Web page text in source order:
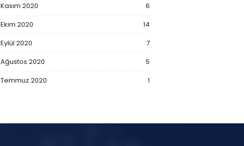
Kasım 2020
6
Ekim 2020
14
Eylül 2020
7
Ağustos 2020
5
Temmuz 2020
1